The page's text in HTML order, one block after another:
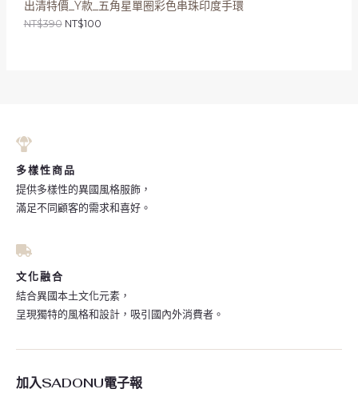
出清特價_Y款_五角星單圈彩色串珠印度手環
NT$390
：
N
NT$100
：
N
多樣性商品
提供多樣性的異國風格服飾，
滿足不同顧客的需求和喜好。
文化融合
結合異國本土文化元素，
呈現獨特的風格和設計，吸引國內外消費者。
加入SADONU電子報